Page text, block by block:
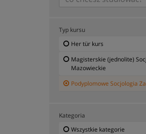
Typ kursu
Her tür kurs
Magisterskie (jednolite)
Mazowieckie
Podyplomowe Socjologia
Kategoria
Wszystkie kategorie